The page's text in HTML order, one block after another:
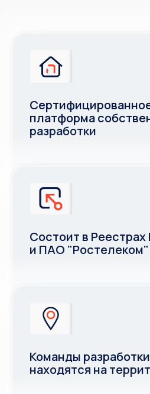
платформа
разработки
Состоит в
и ПАО "Ростелеком"
Команды
находятся на